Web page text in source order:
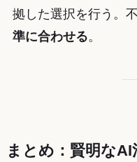
拠した選択を行う。
準に合わせる。
まとめ：賢明な